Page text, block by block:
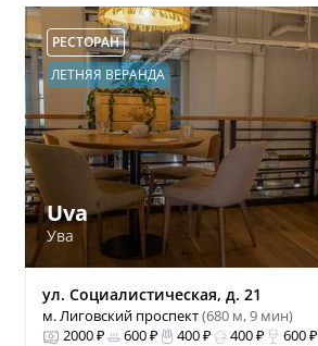
РЕСТОРАН
ЛЕТНЯЯ ВЕРАНДА
Uva
Ува
ул. Социалистическая, д. 21
м. Лиговский проспект(680 м, 9 мин)
2000 ₽
600 ₽ 400 ₽ 400 ₽ 600 ₽